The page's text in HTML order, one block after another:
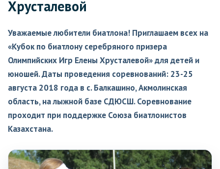
Хрусталевой
Уважаемые любители биатлона! Приглашаем всех на
«Кубок по биатлону серебряного призера
Олимпийских Игр Елены Хрусталевой» для детей и
юношей. Даты проведения соревнований: 23-25
августа 2018 года в с. Балкашино, Акмолинская
область, на лыжной базе СДЮСШ. Соревнование
проходит при поддержке Союза биатлонистов
Казахстана.